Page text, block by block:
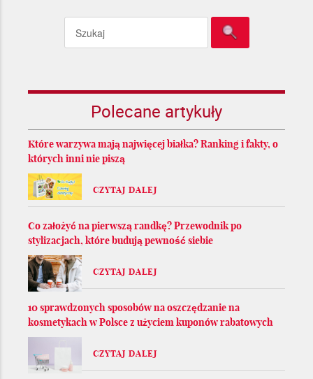
Polecane artykuły
Które warzywa mają najwięcej białka? Ranking i fakty, o
których inni nie piszą
CZYTAJ DALEJ
Co założyć na pierwszą randkę? Przewodnik po
stylizacjach, które budują pewność siebie
CZYTAJ DALEJ
10 sprawdzonych sposobów na oszczędzanie na
kosmetykach w Polsce z użyciem kuponów rabatowych
CZYTAJ DALEJ